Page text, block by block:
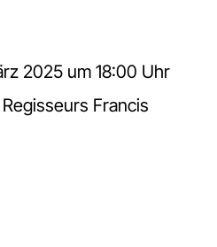
2025 um 18:00 Uhr
Francis